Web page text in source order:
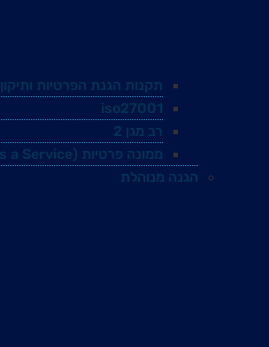
תקנות הגנת הפרטיות ותיקון 13
iso27001
רב מגן 2
ממונה פרטיות (DPO as a Service)
הגנה מנוהלת